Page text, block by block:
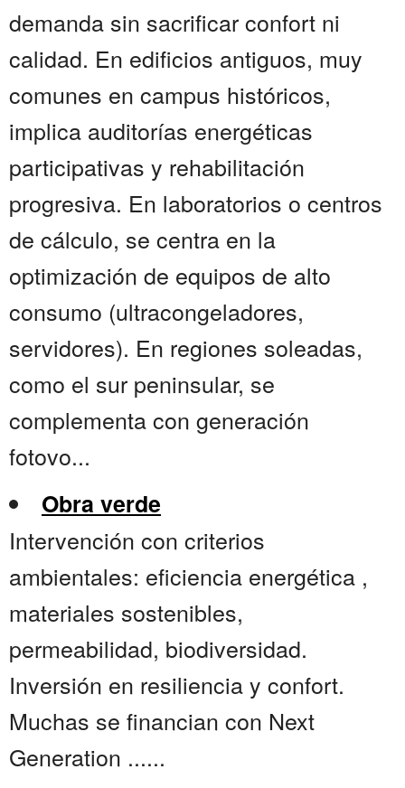
demanda sin sacrificar confort ni
calidad. En edificios antiguos, muy
comunes en campus históricos,
implica auditorías energéticas
participativas y rehabilitación
progresiva. En laboratorios o centros
de cálculo, se centra en la
optimización de equipos de alto
consumo (ultracongeladores,
servidores). En regiones soleadas,
como el sur peninsular, se
complementa con generación
fotovo...
Obra verde
Intervención con criterios
ambientales: eficiencia energética ,
materiales sostenibles,
permeabilidad, biodiversidad.
Inversión en resiliencia y confort.
Muchas se financian con Next
Generation ......